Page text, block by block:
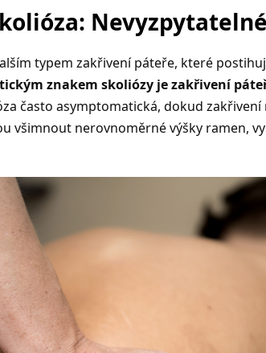
typem zakřivení páteře, které
znakem skoliózy je zakřivení
často asymptomatická, dokud zakřivení
všimnout nerovnoměrné výšky ramen,